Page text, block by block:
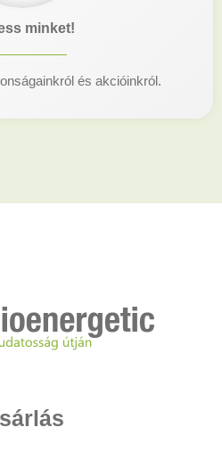
minket!
és akcióinkról.